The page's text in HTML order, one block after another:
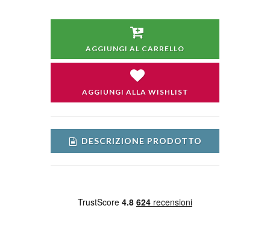
AGGIUNGI AL CARRELLO
AGGIUNGI ALLA WISHLIST
DESCRIZIONE PRODOTTO